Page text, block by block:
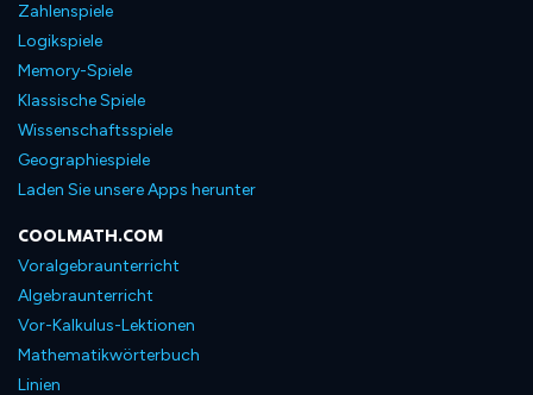
Zahlenspiele
Logikspiele
Memory-Spiele
Klassische Spiele
Wissenschaftsspiele
Geographiespiele
Laden Sie unsere Apps herunter
COOLMATH.COM
Voralgebraunterricht
Algebraunterricht
Vor-Kalkulus-Lektionen
Mathematikwörterbuch
Linien